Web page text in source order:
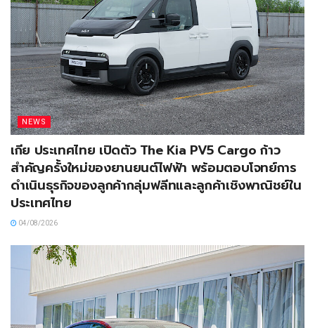
NEWS
เกีย ประเทศไทย เปิดตัว The Kia PV5 Cargo ก้าว
สำคัญครั้งใหม่ของยานยนต์ไฟฟ้า พร้อมตอบโจทย์การ
ดำเนินธุรกิจของลูกค้ากลุ่มฟลีทและลูกค้าเชิงพาณิชย์ใน
ประเทศไทย
04/08/2026